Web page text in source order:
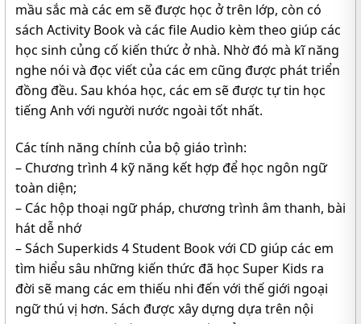
mầu sắc mà các em sẽ được học ở trên lớp, còn có
sách Activity Book và các file Audio kèm theo giúp các
học sinh củng cố kiến thức ở nhà. Nhờ đó mà kĩ năng
nghe nói và đọc viết của các em cũng được phát triển
đồng đều. Sau khóa học, các em sẽ được tự tin học
tiếng Anh với người nước ngoài tốt nhất.
Các tính năng chính của bộ giáo trình:
– Chương trình 4 kỹ năng kết hợp để học ngôn ngữ
toàn diện;
– Các hộp thoại ngữ pháp, chương trình âm thanh, bài
hát dễ nhớ
– Sách Superkids 4 Student Book với CD giúp các em
tìm hiểu sâu những kiến thức đã học Super Kids ra
đời sẽ mang các em thiếu nhi đến với thế giới ngoại
ngữ thú vị hơn. Sách được xây dựng dựa trên nội